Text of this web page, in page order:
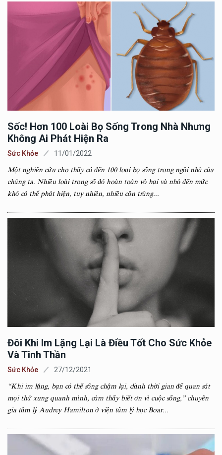
Sốc! Hơn 100 Loài Bọ Sống Trong Nhà Nhưng
Không Ai Phát Hiện Ra
Sức Khỏe 11/01/2022
Một nghiên cứu cho thấy có đến 100 loại bọ sống trong ngôi nhà của
chúng ta. Nhiều loài trong số đó hoàn toàn vô hại và nhỏ đến mức
khó có thể phát hiện, tuy nhiên, nhiều côn trùng...
Đôi Khi Im Lặng Lại Là Điều Tốt Cho Sức Khỏe
Và Tinh Thần
Sức Khỏe 27/12/2021
“Khi im lặng, bạn có thể sống chậm lại, dành thời gian để quan sát
mọi thứ xung quanh mình, cảm thấy biết ơn vì cuộc sống,” chuyên
gia tâm lý Audrey Hamilton ở viện tâm lý học Boar...